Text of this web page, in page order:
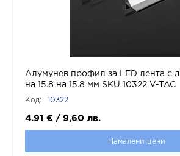
Алумунев профил за LED лента с
на 15.8 на 15.8 мм SKU 10322 V-TAC
Код: 10322
4.91 € / 9,60 лв.
Намалени цени